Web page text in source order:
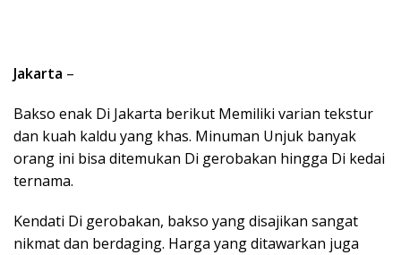
Jakarta –
Bakso enak Di Jakarta berikut Memiliki varian tekstur
dan kuah kaldu yang khas. Minuman Unjuk banyak
orang ini bisa ditemukan Di gerobakan hingga Di kedai
ternama.
Kendati Di gerobakan, bakso yang disajikan sangat
nikmat dan berdaging. Harga yang ditawarkan juga